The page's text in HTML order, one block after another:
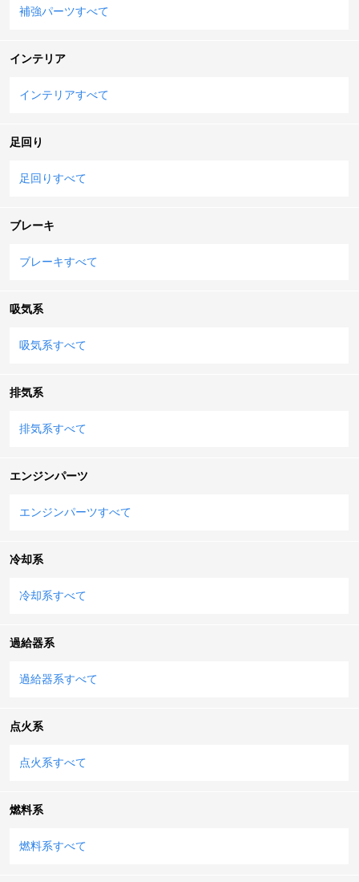
補強パーツすべて
インテリア
インテリアすべて
足回り
足回りすべて
ブレーキ
ブレーキすべて
吸気系
吸気系すべて
排気系
排気系すべて
エンジンパーツ
エンジンパーツすべて
冷却系
冷却系すべて
過給器系
過給器系すべて
点火系
点火系すべて
燃料系
燃料系すべて